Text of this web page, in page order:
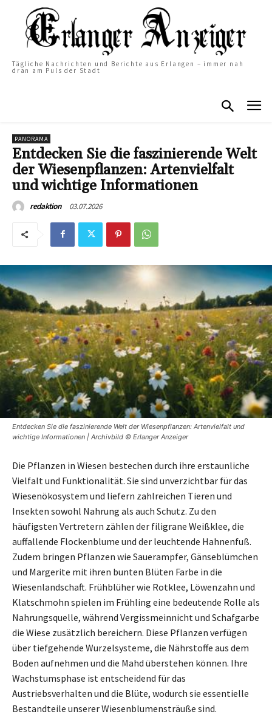
Tägliche Nachrichten und Berichte aus Erlangen – immer nah
dran am Puls der Stadt
PANORAMA
Entdecken Sie die faszinierende Welt
der Wiesenpflanzen: Artenvielfalt
und wichtige Informationen
redaktion 03.07.2026
Entdecken Sie die faszinierende Welt der Wiesenpflanzen: Artenvielfalt und
wichtige Informationen | Archivbild © Erlanger Anzeiger
Die Pflanzen in Wiesen bestechen durch ihre erstaunliche
Vielfalt und Funktionalität. Sie sind unverzichtbar für das
Wiesenökosystem und liefern zahlreichen Tieren und
Insekten sowohl Nahrung als auch Schutz. Zu den
häufigsten Vertretern zählen der filigrane Weißklee, die
auffallende Flockenblume und der leuchtende Hahnenfuß.
Zudem bringen Pflanzen wie Sauerampfer, Gänseblümchen
und Margerite mit ihren bunten Blüten Farbe in die
Wiesenlandschaft. Frühblüher wie Rotklee, Löwenzahn und
Klatschmohn spielen im Frühling eine bedeutende Rolle als
Nahrungsquelle, während Vergissmeinnicht und Schafgarbe
die Wiese zusätzlich bereichern. Diese Pflanzen verfügen
über tiefgehende Wurzelsysteme, die Nährstoffe aus dem
Boden aufnehmen und die Mahd überstehen können. Ihre
Wachstumsphase ist entscheidend für das
Austriebsverhalten und die Blüte, wodurch sie essentielle
Bestandteile unserer Wiesenblumensträuße sind.